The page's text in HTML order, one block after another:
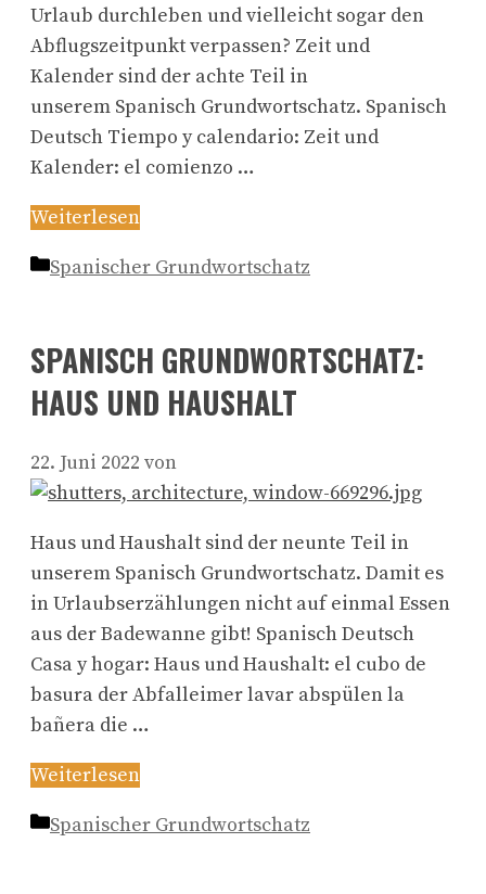
Urlaub durchleben und vielleicht sogar den
Abflugszeitpunkt verpassen? Zeit und
Kalender sind der achte Teil in
unserem Spanisch Grundwortschatz. Spanisch
Deutsch Tiempo y calendario: Zeit und
Kalender: el comienzo …
Weiterlesen
Kategorien
Spanischer Grundwortschatz
SPANISCH GRUNDWORTSCHATZ:
HAUS UND HAUSHALT
22. Juni 2022 von
Haus und Haushalt sind der neunte Teil in
unserem Spanisch Grundwortschatz. Damit es
in Urlaubserzählungen nicht auf einmal Essen
aus der Badewanne gibt! Spanisch Deutsch
Casa y hogar: Haus und Haushalt: el cubo de
basura der Abfalleimer lavar abspülen la
bañera die …
Weiterlesen
Kategorien
Spanischer Grundwortschatz